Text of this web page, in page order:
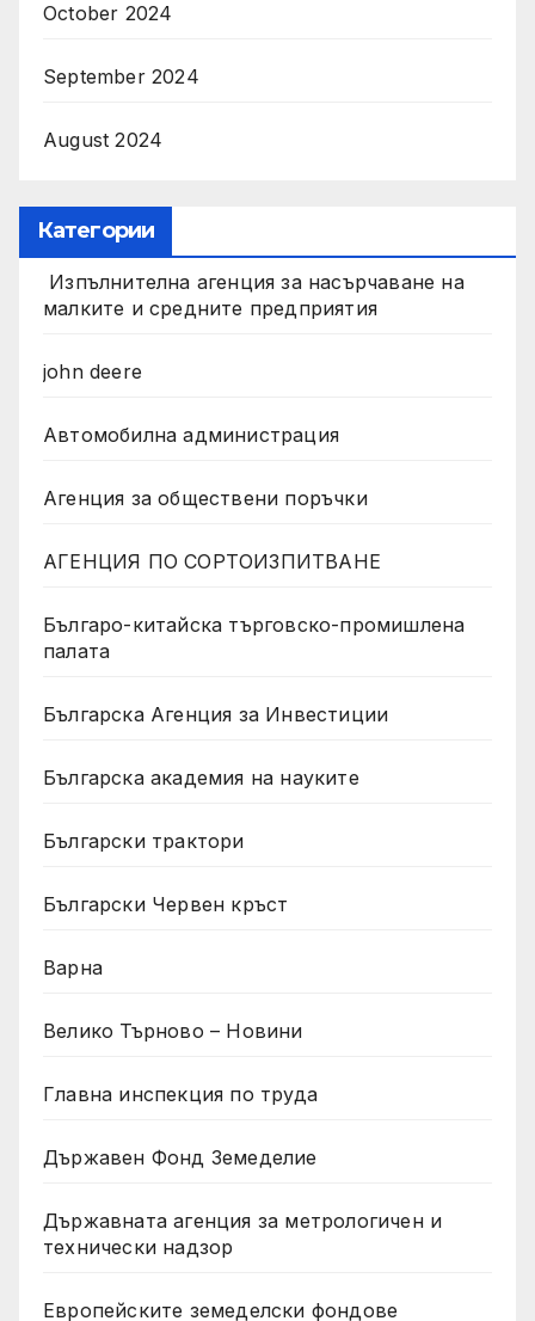
October 2024
September 2024
August 2024
Категории
Изпълнителна агенция за насърчаване на
малките и средните предприятия
john deere
Автомобилна администрация
Агенция за обществени поръчки
АГЕНЦИЯ ПО СОРТОИЗПИТВАНЕ
Българо-китайска търговско-промишлена
палата
Българска Агенция за Инвестиции
Българска академия на науките
Български трактори
Български Червен кръст
Варна
Велико Търново – Новини
Главна инспекция по труда
Държавен Фонд Земеделие
Държавната агенция за метрологичен и
технически надзор
Европейските земеделски фондове